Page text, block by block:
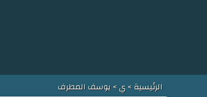
الرئيسية>ي> يوسف المطرف